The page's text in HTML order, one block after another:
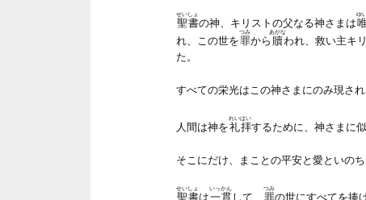
聖書
せいしょ
の神、キリストの父なる神さまは
ゆ
れ、この世を罪
つみ
から 贖
あがな
われ、救い主キ
た。
すべての栄光はこの神さまにのみ現され
人間は神を礼拝
れいはい
するために、神さまに
そこにだけ、まことの平安と愛といのち
聖書
せいしょ
は一貫
いっかん
して、 罪
つみ
の世にすべてを捧